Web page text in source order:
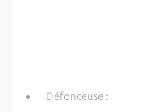
Défonceuse :